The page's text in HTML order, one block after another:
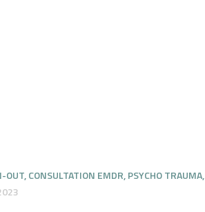
OUT,CONSULTATION EMDR,PSYCHO TRAUMA,